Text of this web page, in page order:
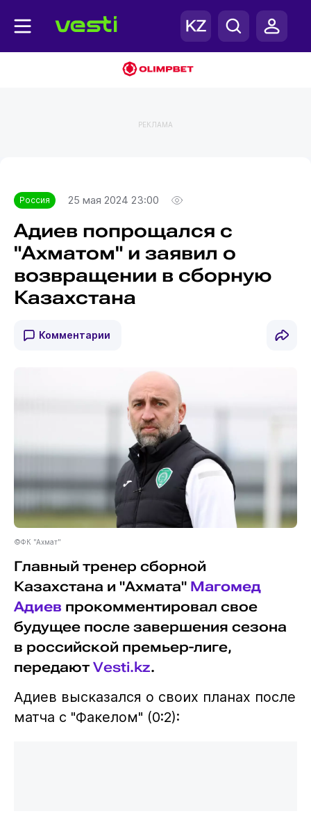
РЕКЛАМА
Россия 25 мая 2024 23:00
Адиев попрощался с
"Ахматом" и заявил о
возвращении в сборную
Казахстана
Комментарии
©ФК "Ахмат"
Главный тренер сборной
Казахстана и "Ахмата" Магомед
Адиев прокомментировал свое
будущее после завершения сезона
в российской премьер-лиге,
передают Vesti.kz.
Адиев высказался о своих планах после
матча с "Факелом" (0:2):